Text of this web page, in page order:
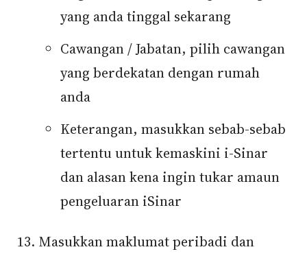
yang anda tinggal sekarang
Cawangan / Jabatan, pilih cawangan
yang berdekatan dengan rumah
anda
Keterangan, masukkan sebab-sebab
tertentu untuk kemaskini i-Sinar
dan alasan kena ingin tukar amaun
pengeluaran iSinar
Masukkan maklumat peribadi dan